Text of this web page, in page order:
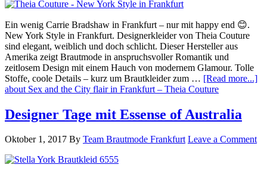
Ein wenig Carrie Bradshaw in Frankfurt – nur mit happy end 😊.
New York Style in Frankfurt. Designerkleider von Theia Couture
sind elegant, weiblich und doch schlicht. Dieser Hersteller aus
Amerika zeigt Brautmode in anspruchsvoller Romantik und
zeitlosem Design mit einem Hauch von modernem Glamour. Tolle
Stoffe, coole Details – kurz um Brautkleider zum … [Read more...]
about Sex and the City flair in Frankfurt – Theia Couture
Designer Tage mit Essense of Australia
Oktober 1, 2017 By Team Brautmode Frankfurt Leave a Comment